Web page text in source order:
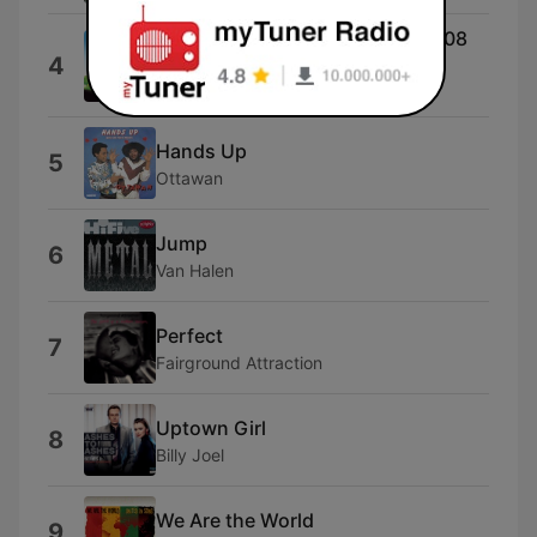
4
Gimme Hope Jo'Anna (Edit) [2008
Remaster]
Eddy Grant
5 Hands Up
Ottawan
6 Jump
Van Halen
7 Perfect
Fairground Attraction
8 Uptown Girl
Billy Joel
We Are the World